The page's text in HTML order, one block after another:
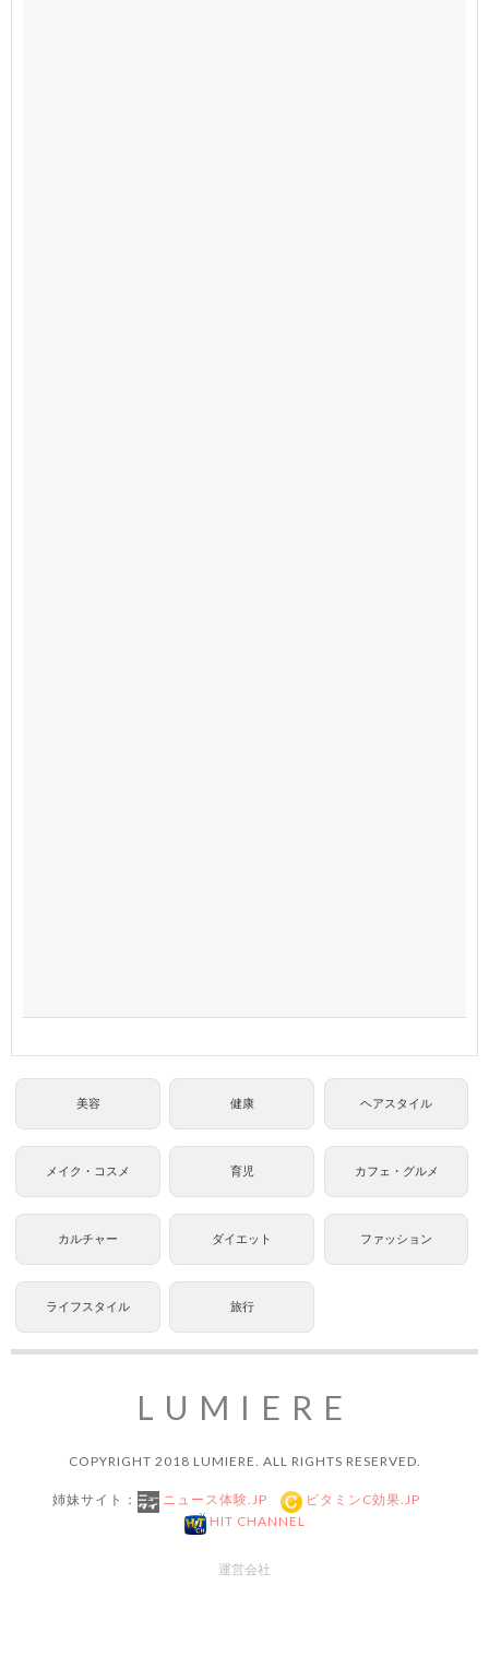
美容 健康 ヘアスタイル
メイク・コスメ 育児 カフェ・グルメ
カルチャー ダイエット ファッション
ライフスタイル 旅行
LUMIERE
COPYRIGHT 2018 LUMIERE. ALL RIGHTS RESERVED.
姉妹サイト： ニュース体験.JP
ビタミンC効果.JP
HIT CHANNEL
運営会社